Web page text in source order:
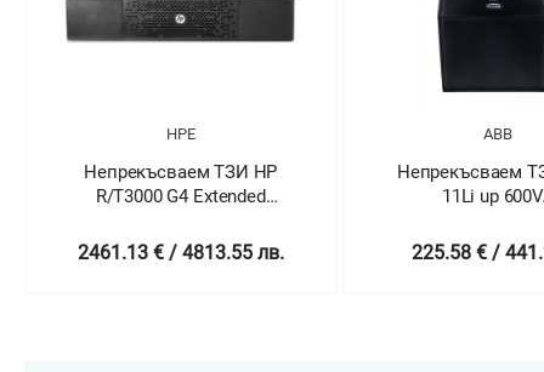
HPE
Непрекъсваем ТЗИ HP
R/T3000 G4 Extended
2461.13 € / 4813.55 лв.
ABB
Непрекъсваем
11Li up
225.58 € /